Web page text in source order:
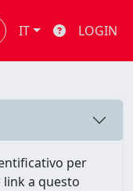
IT LOGIN
per
a questo